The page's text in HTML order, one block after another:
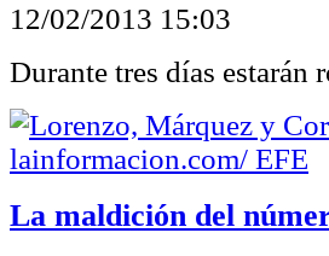
12/02/2013 15:03
Durante tres días estarán
La maldición del